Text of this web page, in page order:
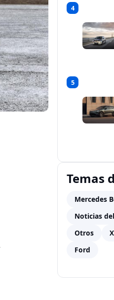
4
5
Temas
Mercedes
Noticias
Otros
Ford